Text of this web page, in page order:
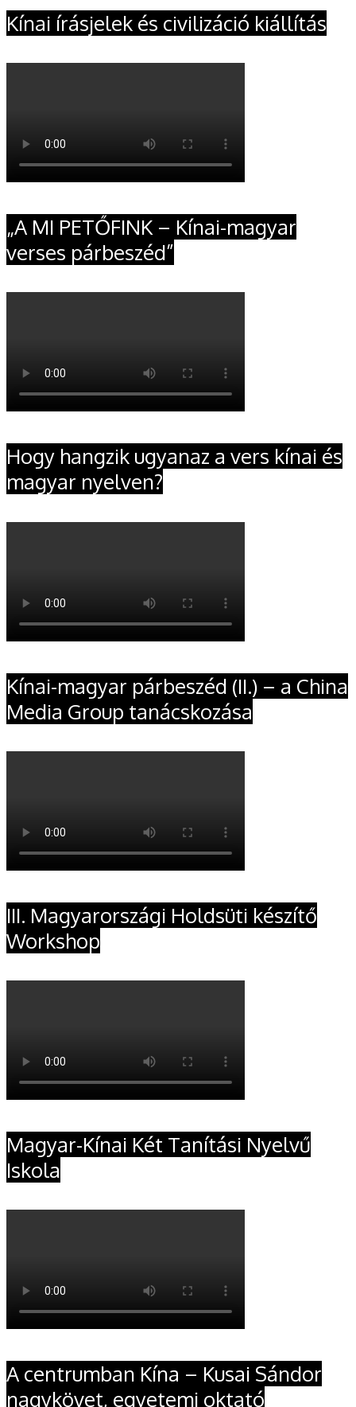
Kínai írásjelek és civilizáció kiállítás
„A MI PETŐFINK – Kínai-magyar
verses párbeszéd”
Hogy hangzik ugyanaz a vers kínai és
magyar nyelven?
Kínai-magyar párbeszéd (II.) – a China
Media Group tanácskozása
III. Magyarországi Holdsüti készítő
Workshop
Magyar-Kínai Két Tanítási Nyelvű
Iskola
A centrumban Kína – Kusai Sándor
nagykövet, egyetemi oktató